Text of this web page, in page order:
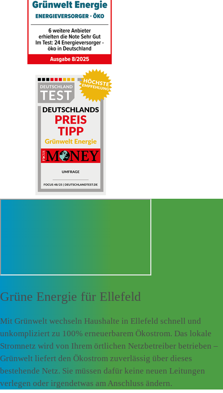
Grüne Energie für Ellefeld
Mit Grünwelt wechseln Haushalte in Ellefeld schnell und
unkompliziert zu 100% erneuerbarem Ökostrom. Das lokale
Stromnetz wird von Ihrem örtlichen Netzbetreiber betrieben –
Grünwelt liefert den Ökostrom zuverlässig über dieses
bestehende Netz. Sie müssen dafür keine neuen Leitungen
verlegen oder irgendetwas am Anschluss ändern.